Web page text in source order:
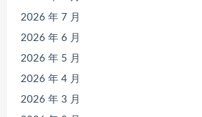
2026 年 7 月
2026 年 6 月
2026 年 5 月
2026 年 4 月
2026 年 3 月